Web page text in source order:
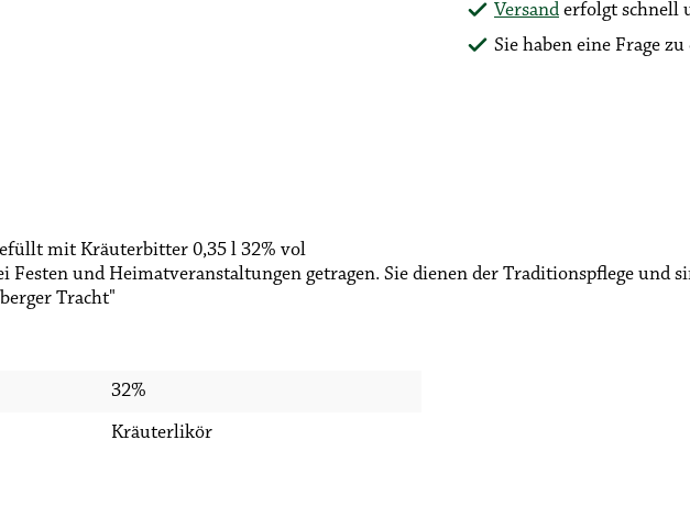
Versand erfolgt schnell
Sie haben eine Frage
mit Kräuterbitter 0,35 l 32% vol
Festen und Heimatveranstaltungen getragen. Sie dienen der Traditionspflege und
Tracht"
32%
Kräuterlikör